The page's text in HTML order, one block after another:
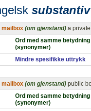
substantiv
mailbox (om gjenstand) a
Ord med samme betydning
(synonymer)
Mindre spesifikke uttrykk
mailbox (om gjenstand) public
Ord med samme betydning
(synonymer)